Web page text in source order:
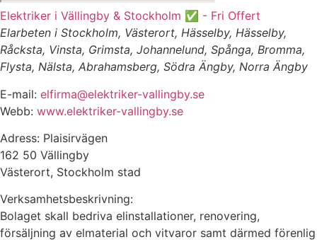
Elektriker i Vällingby & Stockholm ✅ - Fri Offert
Elarbeten i Stockholm, Västerort, Hässelby, Hässelby,
Råcksta, Vinsta, Grimsta, Johannelund, Spånga, Bromma,
Flysta, Nälsta, Abrahamsberg, Södra Ängby, Norra Ängby
E-mail: elfirma@elektriker-vallingby.se
Webb: www.elektriker-vallingby.se
Adress: Plaisirvägen
162 50 Vällingby
Västerort, Stockholm stad
Verksamhetsbeskrivning:
Bolaget skall bedriva elinstallationer, renovering,
försäljning av elmaterial och vitvaror samt därmed förenlig